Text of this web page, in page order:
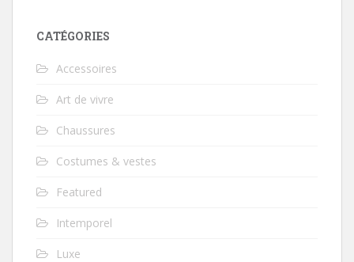
CATÉGORIES
Accessoires
Art de vivre
Chaussures
Costumes & vestes
Featured
Intemporel
Luxe